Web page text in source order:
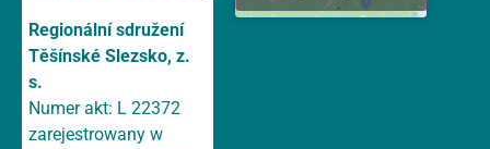
Regionální sdružení
Těšínské Slezsko, z.
s.
Numer akt: L 22372
zarejestrowany w